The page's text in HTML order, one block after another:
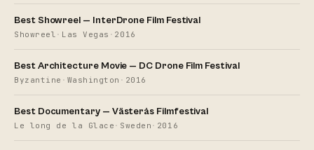
Best Showreel — InterDrone Film Festival
Showreel · Las Vegas · 2016
Best Architecture Movie — DC Drone Film Festival
Byzantine · Washington · 2016
Best Documentary — Västerås Filmfestival
Le long de la Glace · Sweden · 2016